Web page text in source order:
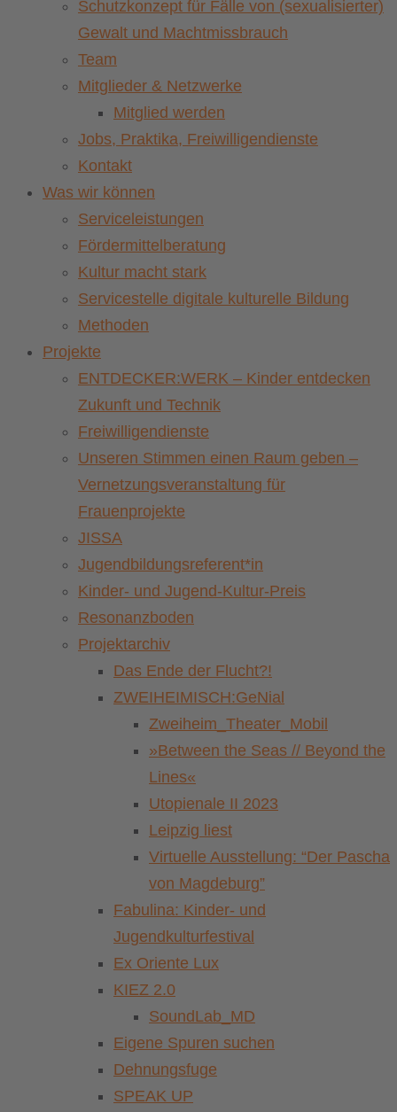
Schutzkonzept für Fälle von (sexualisierter)
Gewalt und Machtmissbrauch
Team
Mitglieder & Netzwerke
Mitglied werden
Jobs, Praktika, Freiwilligendienste
Kontakt
Was wir können
Serviceleistungen
Fördermittelberatung
Kultur macht stark
Servicestelle digitale kulturelle Bildung
Methoden
Projekte
ENTDECKER:WERK – Kinder entdecken
Zukunft und Technik
Freiwilligendienste
Unseren Stimmen einen Raum geben –
Vernetzungsveranstaltung für
Frauenprojekte
JISSA
Jugendbildungsreferent*in
Kinder- und Jugend-Kultur-Preis
Resonanzboden
Projektarchiv
Das Ende der Flucht?!
ZWEIHEIMISCH:GeNial
Zweiheim_Theater_Mobil
»Between the Seas // Beyond the
Lines«
Utopienale II 2023
Leipzig liest
Virtuelle Ausstellung: “Der Pascha
von Magdeburg”
Fabulina: Kinder- und
Jugendkulturfestival
Ex Oriente Lux
KIEZ 2.0
SoundLab_MD
Eigene Spuren suchen
Dehnungsfuge
SPEAK UP